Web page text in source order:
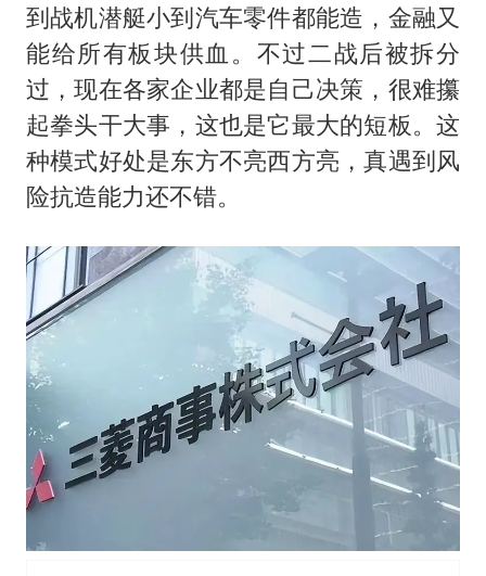
到战机潜艇小到汽车零件都能造，金融又
能给所有板块供血。不过二战后被拆分
过，现在各家企业都是自己决策，很难攥
起拳头干大事，这也是它最大的短板。这
种模式好处是东方不亮西方亮，真遇到风
险抗造能力还不错。